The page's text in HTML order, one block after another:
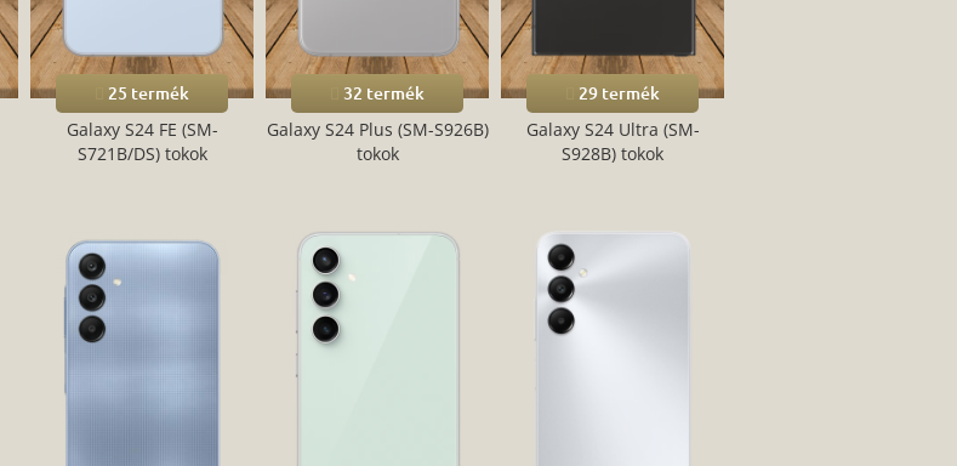
25 termék
Galaxy S24 FE (SM-
S721B/DS) tokok
32 termék
Galaxy S24 Plus (SM-S926B)
tokok
29 termék
Galaxy S24 Ultra (SM-
S928B) tokok